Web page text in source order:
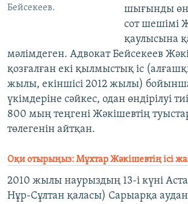
Бейсекеев.
шығынды
сот шешімі
қаулысына
мәлімдеген. Адвокат Бейсекеев
қозғалған екі қылмыстық іс
жылы, екіншісі 2012 жылы)
үкімдеріне сәйкес, одан өндірілуі
800 мың теңгені Жәкішевтің
төлегенін айтқан.
Оқи отырыңыз:Мұхтар Жәкішевтің ісі
2010 жылы наурыздың 13-і күні
Нұр-Сұлтан қаласы) Сарыарқа